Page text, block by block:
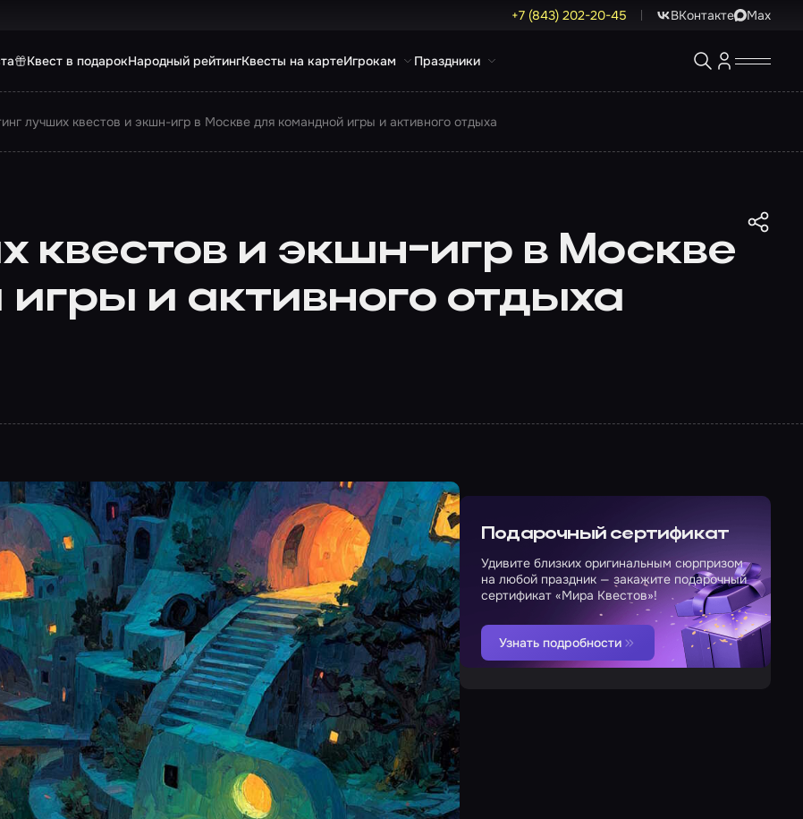
+7 (843) 202-20-45 ВКонтакте Max
Квест в подарокНародный рейтингКвесты на картеИгрокам Праздники
лучших квестов и экшн-игр в Москве для командной игры и активного отдыха
квестов и экшн-игр в Москве
и активного отдыха
Подарочный сертификат
Удивите близких оригинальным сюрпризом
на любой праздник — закажите подарочный
сертификат «Мира Квестов»!
Узнать подробности